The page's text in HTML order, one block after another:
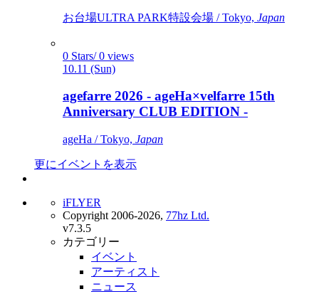
お台場ULTRA PARK特設会場 / Tokyo, Japan
0 Stars/ 0 views
10.11 (Sun)
agefarre 2026 - ageHa×velfarre 15th
Anniversary CLUB EDITION -
ageHa / Tokyo, Japan
更にイベントを表示
iFLYER
Copyright 2006-2026, 77hz Ltd.
v7.3.5
カテゴリー
イベント
アーティスト
ニュース